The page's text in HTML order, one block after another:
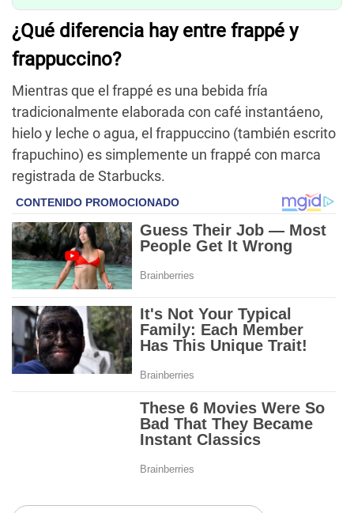
¿Qué diferencia hay entre frappé y
frappuccino?
Mientras que el frappé es una bebida fría
tradicionalmente elaborada con café instantáeno,
hielo y leche o agua, el frappuccino (también escrito
frapuchino) es simplemente un frappé con marca
registrada de Starbucks.